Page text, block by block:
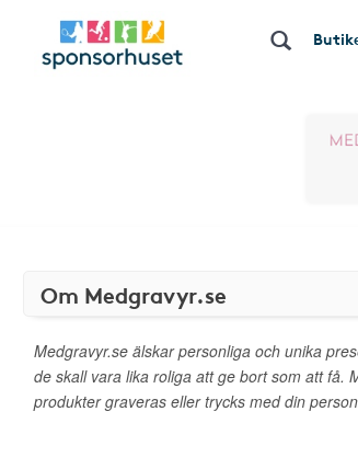
Om Medgravyr.se
Medgravyr.se älskar personliga och unika
de skall vara lika roliga att ge bort som att få.
produkter graveras eller trycks med din